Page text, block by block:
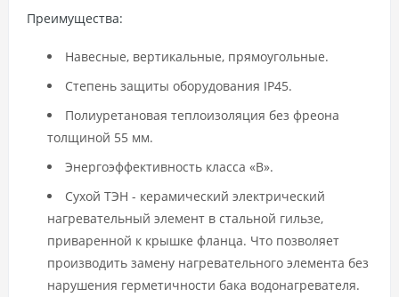
Преимущества:
Навесные, вертикальные, прямоугольные.
Степень защиты оборудования IP45.
Полиуретановая теплоизоляция без фреона
толщиной 55 мм.
Энергоэффективность класса «В».
Сухой ТЭН - керамический электрический
нагревательный элемент в стальной гильзе,
приваренной к крышке фланца. Что позволяет
производить замену нагревательного элемента без
нарушения герметичности бака водонагревателя.